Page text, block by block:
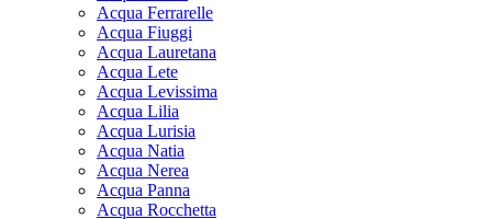
Acqua Ferrarelle
Acqua Fiuggi
Acqua Lauretana
Acqua Lete
Acqua Levissima
Acqua Lilia
Acqua Lurisia
Acqua Natia
Acqua Nerea
Acqua Panna
Acqua Rocchetta